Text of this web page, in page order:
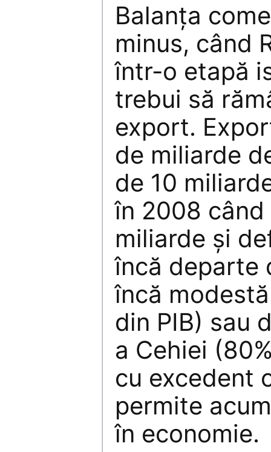
Balanța
minus, când
într-o etapă
trebui să
export.
de miliarde
de 10
în 2008
miliarde și
încă departe
încă
din PIB) sau
a Cehiei
cu excedent
permite
în economie.